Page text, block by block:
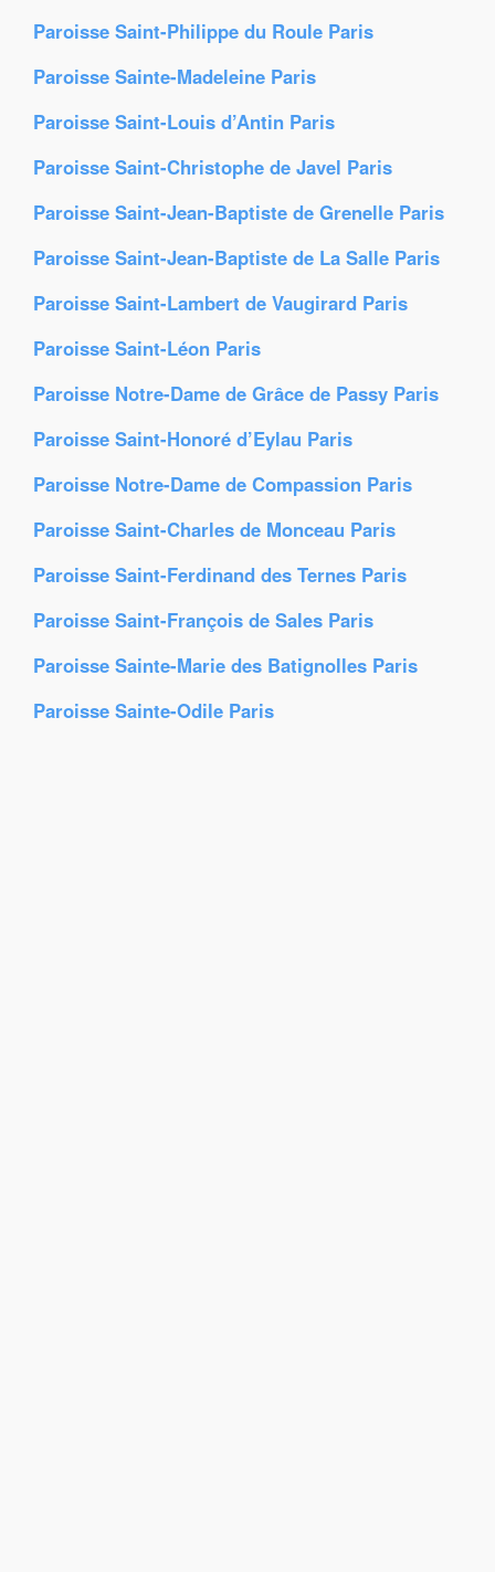
Paroisse Saint-Philippe du Roule Paris
Paroisse Sainte-Madeleine Paris
Paroisse Saint-Louis d’Antin Paris
Paroisse Saint-Christophe de Javel Paris
Paroisse Saint-Jean-Baptiste de Grenelle Paris
Paroisse Saint-Jean-Baptiste de La Salle Paris
Paroisse Saint-Lambert de Vaugirard Paris
Paroisse Saint-Léon Paris
Paroisse Notre-Dame de Grâce de Passy Paris
Paroisse Saint-Honoré d’Eylau Paris
Paroisse Notre-Dame de Compassion Paris
Paroisse Saint-Charles de Monceau Paris
Paroisse Saint-Ferdinand des Ternes Paris
Paroisse Saint-François de Sales Paris
Paroisse Sainte-Marie des Batignolles Paris
Paroisse Sainte-Odile Paris